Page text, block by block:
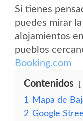
Si tienes
puedes mirar
alojamientos
pueblos
Booking.com
Contenidos
1
Mapa de
2 Google